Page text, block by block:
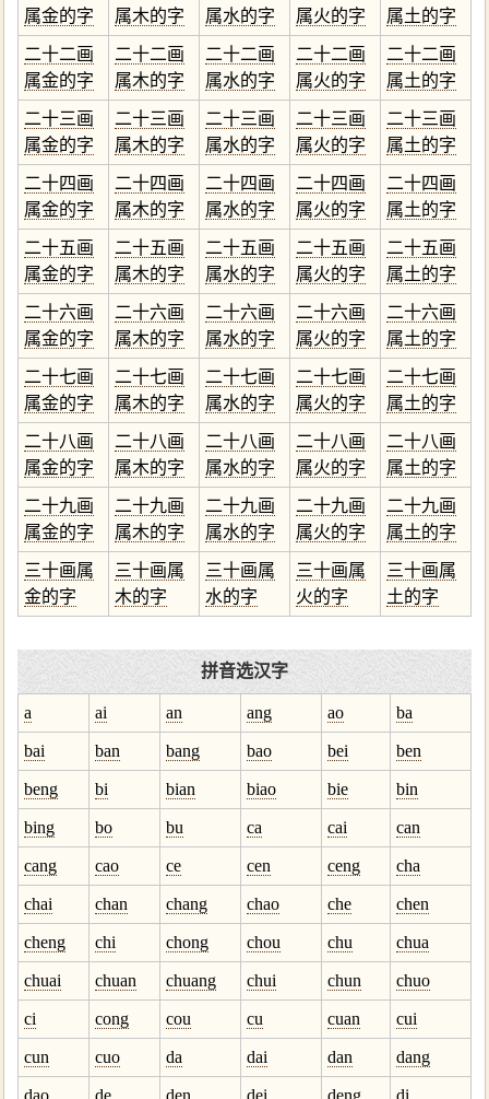
属金的字
属木的字
属水的字
属火的字
属土的字
二十二画
属金的字
二十二画
属木的字
二十二画
属水的字
二十二画
属火的字
二十二画
属土的字
二十三画
属金的字
二十三画
属木的字
二十三画
属水的字
二十三画
属火的字
二十三画
属土的字
二十四画
属金的字
二十四画
属木的字
二十四画
属水的字
二十四画
属火的字
二十四画
属土的字
二十五画
属金的字
二十五画
属木的字
二十五画
属水的字
二十五画
属火的字
二十五画
属土的字
二十六画
属金的字
二十六画
属木的字
二十六画
属水的字
二十六画
属火的字
二十六画
属土的字
二十七画
属金的字
二十七画
属木的字
二十七画
属水的字
二十七画
属火的字
二十七画
属土的字
二十八画
属金的字
二十八画
属木的字
二十八画
属水的字
二十八画
属火的字
二十八画
属土的字
二十九画
属金的字
二十九画
属木的字
二十九画
属水的字
二十九画
属火的字
二十九画
属土的字
三十画属
金的字
三十画属
木的字
三十画属
水的字
三十画属
火的字
三十画属
土的字
拼音选汉字
a ai an ang ao ba
bai ban bang bao bei ben
beng bi bian biao bie bin
bing bo bu ca cai can
cang cao ce cen ceng cha
chai chan chang chao che chen
cheng chi chong chou chu chua
chuai chuan chuang chui chun chuo
ci cong cou cu cuan cui
cun cuo da dai dan dang
dao de den dei deng di